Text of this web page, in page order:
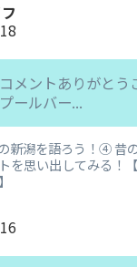
メントありがとう
ールバー...
新潟を語ろう！④ 昔
を思い出してみる！